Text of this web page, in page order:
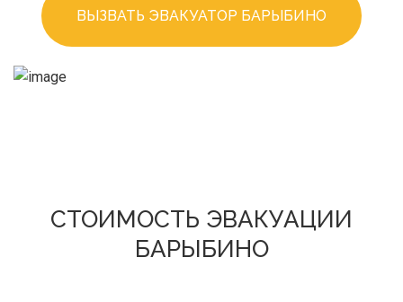
ВЫЗВАТЬ ЭВАКУАТОР БАРЫБИНО
СТОИМОСТЬ ЭВАКУАЦИИ
БАРЫБИНО